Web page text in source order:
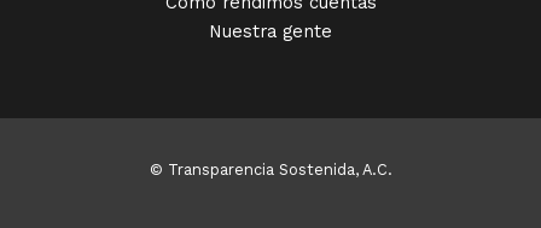
Nuestra gente
© Transparencia Sostenida, A.C.